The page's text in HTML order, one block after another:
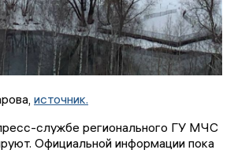
источник.
службе регионального ГУ МЧС
Официальной информации пока